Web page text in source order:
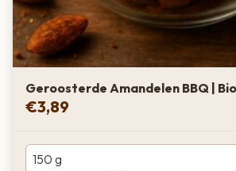
Geroosterde Amandelen BBQ |
€3,89